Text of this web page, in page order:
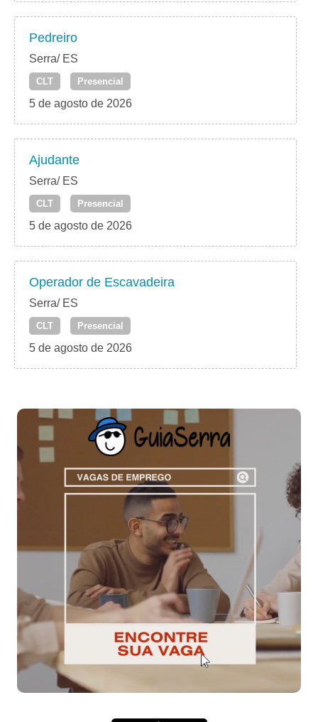
Pedreiro
Serra/ ES
CLT Presencial
5 de agosto de 2026
Ajudante
Serra/ ES
CLT Presencial
5 de agosto de 2026
Operador de Escavadeira
Serra/ ES
CLT Presencial
5 de agosto de 2026